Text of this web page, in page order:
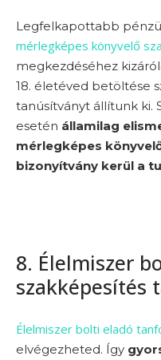
Legfelkapottabb
mérlegképes könyvelő
megkezdéséhez
18. életéved betöltése
tanúsítványt állítunk ki.
esetén államilag
mérlegképes
bizonyítvány kerül a
8. Élelmiszer
szakképesítés
Élelmiszer bolti eladó
elvégezheted. Így